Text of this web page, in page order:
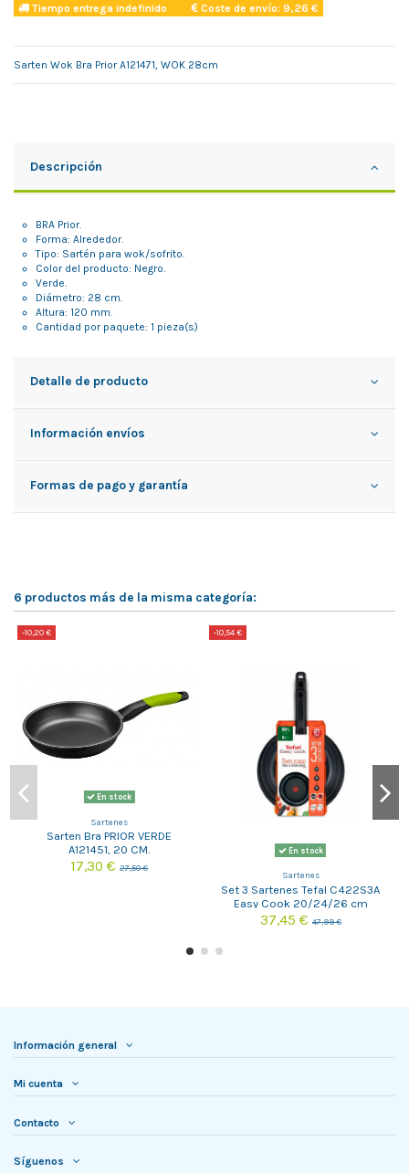
Tiempo entrega indefinido Coste de envío: 9,26 €
Sarten Wok Bra Prior A121471, WOK 28cm
Descripción
BRA Prior.
Forma: Alrededor.
Tipo: Sartén para wok/sofrito.
Color del producto: Negro.
Verde.
Diámetro: 28 cm.
Altura: 120 mm.
Cantidad por paquete: 1 pieza(s)
Detalle de producto
Información envíos
Formas de pago y garantía
6 productos más de la misma categoría:
-10,20 €
En stock
Sartenes
Sarten Bra PRIOR VERDE
A121451, 20 CM.
17,30 €27,50 €
-10,54 €
En stock
Sartenes
Set 3 Sartenes Tefal C422S3A
Easy Cook 20/24/26 cm
37,45 € 47,99 €
Información general
Mi cuenta
Contacto
Síguenos